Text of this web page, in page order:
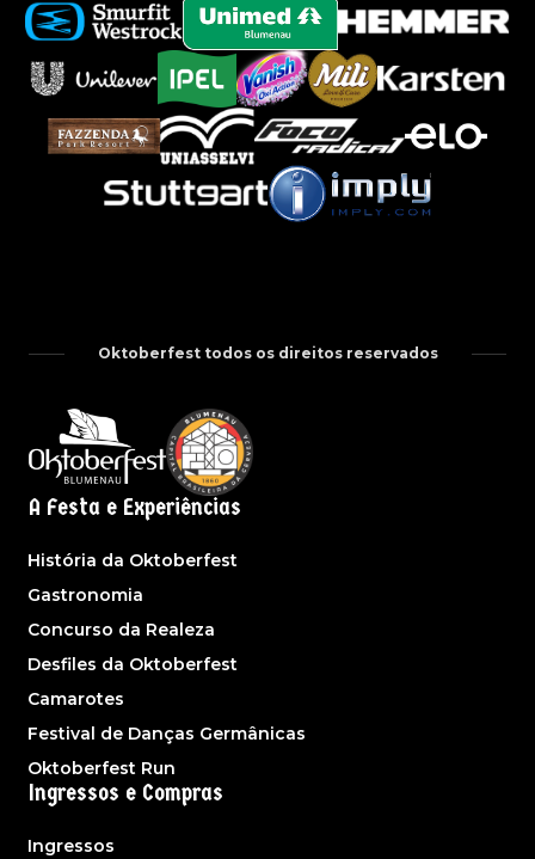
Oktoberfest todos os direitos reservados
A Festa e Experiências
História da Oktoberfest
Gastronomia
Concurso da Realeza
Desfiles da Oktoberfest
Camarotes
Festival de Danças Germânicas
Oktoberfest Run
Ingressos e Compras
Ingressos